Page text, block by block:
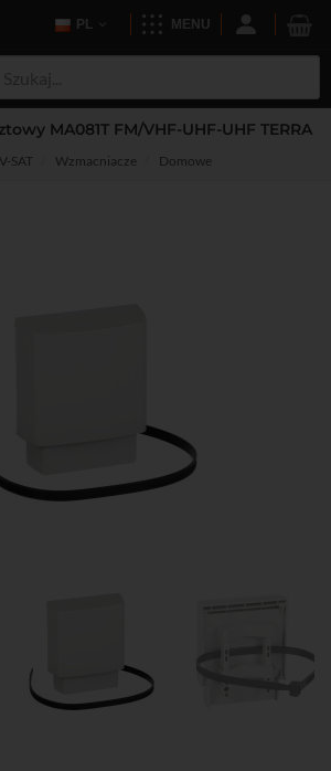
PL MENU
MA081T FM/VHF-UHF-UHF TERRA
SAT Wzmacniacze Domowe